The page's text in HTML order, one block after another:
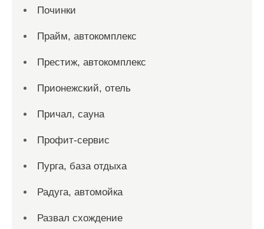
Починки
Прайм, автокомплекс
Престиж, автокомплекс
Прионежский, отель
Причал, сауна
Профит-сервис
Пурга, база отдыха
Радуга, автомойка
Развал схождение